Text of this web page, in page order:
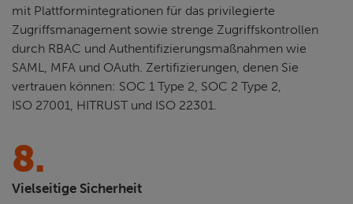
mit Plattformintegrationen für das privilegierte
Zugriffsmanagement sowie strenge Zugriffskontrollen
durch RBAC und Authentifizierungsmaßnahmen wie
SAML, MFA und OAuth. Zertifizierungen, denen Sie
vertrauen können: SOC 1 Type 2, SOC 2 Type 2,
ISO 27001, HITRUST und ISO 22301.
8.
Vielseitige Sicherheit